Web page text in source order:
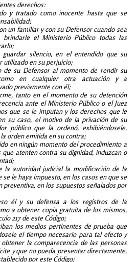
derechos:
y tratado como inocente hasta que se
un familiar y con su Defensor cuando sea
brindarle el Ministerio Público todas las
silencio, en el entendido que su
utilizado en su perjuicio;
de su Defensor al momento de rendir su
en cualquier otra actuación y a
previamente con él;
tanto en el momento de su detención
ante el Ministerio Público o el Juez
que se le imputan y los derechos que le
su caso, el motivo de la privación de su
público que la ordenó, exhibiéndosele,
orden emitida en su contra;
en ningún momento del procedimiento a
atenten contra su dignidad, induzcan o
la autoridad judicial la modificación de la
le haya impuesto, en los casos en que se
preventiva, en los supuestos señalados por
él y su defensa a los registros de la
a obtener copia gratuita de los mismos,
217 de este Código;
los medios pertinentes de prueba que
el tiempo necesario para tal efecto y
la comparecencia de las personas
y que no pueda presentar directamente,
por este Código;